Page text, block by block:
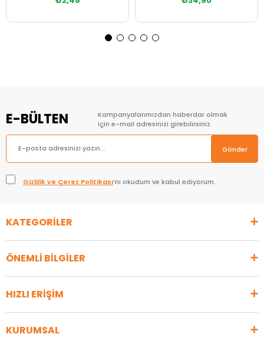
E-BÜLTEN
Kampanyalarımızdan haberdar olmak
için e-mail adresinizi girebilirsiniz.
Gönder
Gizlilik ve Çerez Politikası’nı okudum ve kabul ediyorum.
KATEGORİLER
ÖNEMLİ BİLGİLER
HIZLI ERİŞİM
KURUMSAL